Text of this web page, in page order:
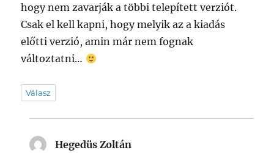
hogy nem zavarják a többi telepített verziót.
Csak el kell kapni, hogy melyik az a kiadás
előtti verzió, amin már nem fognak
változtatni…
Válasz
Hegedüs Zoltán